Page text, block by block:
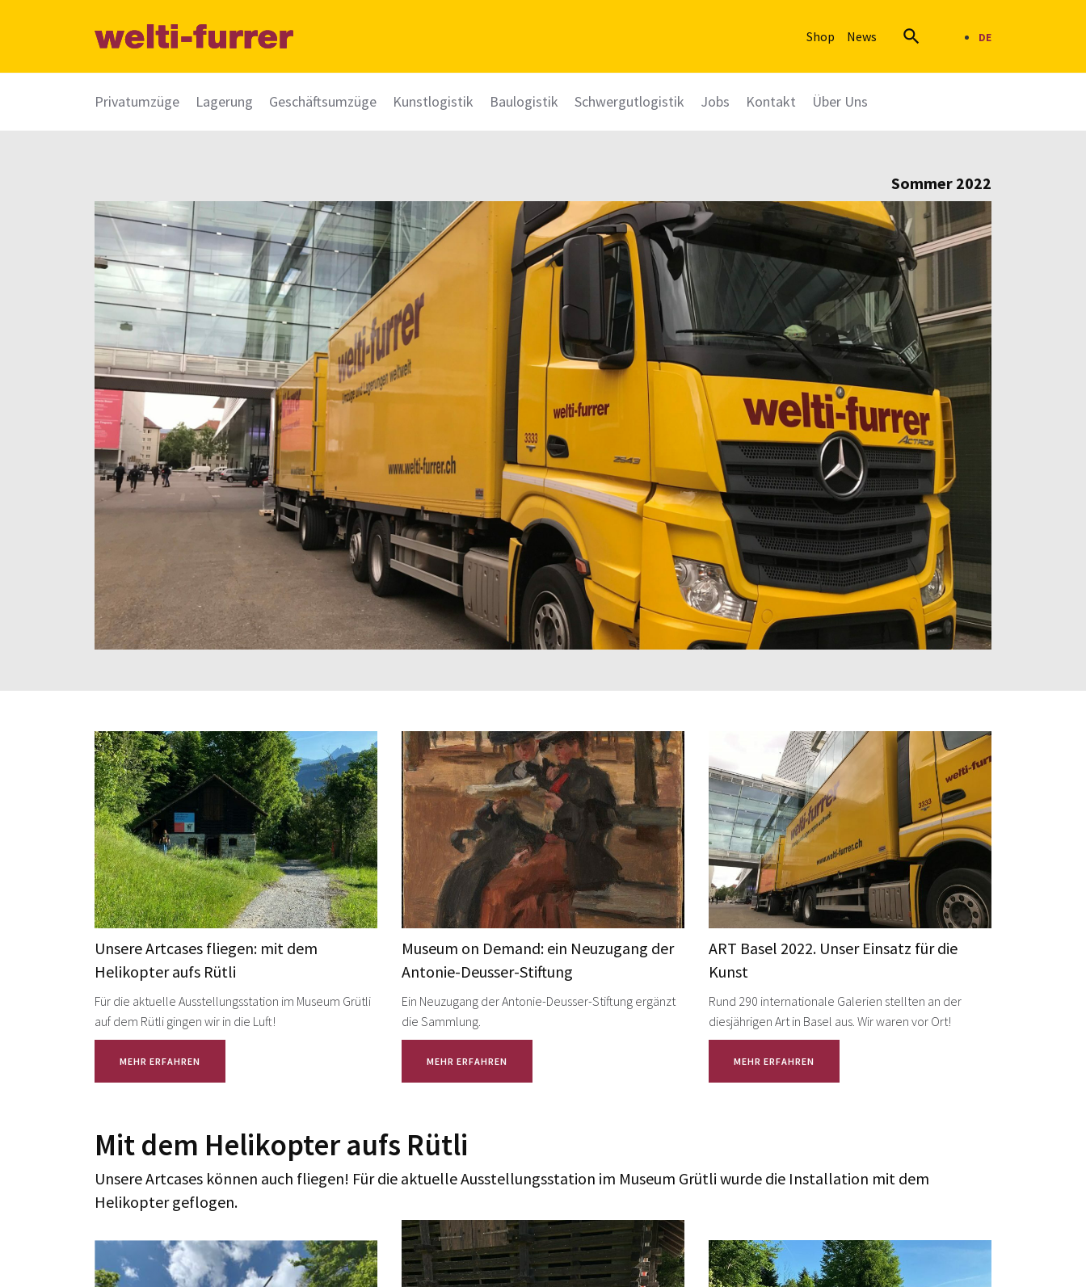
Shop News  DE
Privatumzüge Lagerung Geschäftsumzüge Kunstlogistik Baulogistik Schwergutlogistik Jobs Kontakt Über Uns
Sommer 2022
Unsere Artcases fliegen: mit dem
Helikopter aufs Rütli
Museum on Demand: ein Neuzugang der
Antonie-Deusser-Stiftung
ART Basel 2022. Unser Einsatz für die
Kunst
Für die aktuelle Ausstellungsstation im Museum Grütli
auf dem Rütli gingen wir in die Luft!
MEHR ERFAHREN
Ein Neuzugang der Antonie-Deusser-Stiftung ergänzt
die Sammlung.
MEHR ERFAHREN
Rund 290 internationale Galerien stellten an der
diesjährigen Art in Basel aus. Wir waren vor Ort!
MEHR ERFAHREN
Mit dem Helikopter aufs Rütli
Unsere Artcases können auch fliegen! Für die aktuelle Ausstellungsstation im Museum Grütli wurde die Installation mit dem
Helikopter geflogen.